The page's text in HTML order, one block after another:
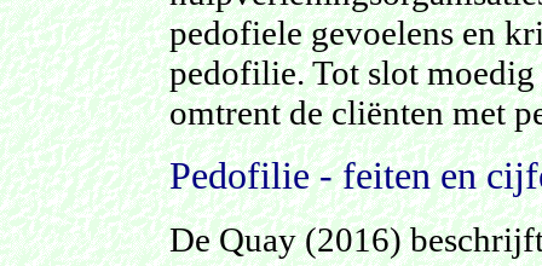
pedofiele gevoelens en
pedofilie. Tot slot
omtrent de cliënten met
Pedofilie - feiten en
De Quay (2016)